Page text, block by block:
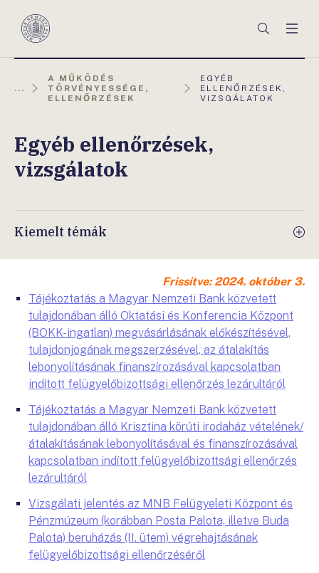
Magyar
Keresés
...
A MŰKÖDÉS
TÖRVÉNYESSÉGE,
ELLENŐRZÉSEK
AKTUÁLIS
OLDAL:
EGYÉB
ELLENŐRZÉSEK,
VIZSGÁLATOK
Egyéb ellenőrzések,
vizsgálatok
Kiemelt témák
Frissítve: 2024. október 3.
Tájékoztatás a Magyar Nemzeti Bank közvetett
tulajdonában álló Oktatási és Konferencia Központ
(BOKK-ingatlan) megvásárlásának előkészítésével,
tulajdonjogának megszerzésével, az átalakítás
lebonyolításának finanszírozásával kapcsolatban
indított felügyelőbizottsági ellenőrzés lezárultáról
Tájékoztatás a Magyar Nemzeti Bank közvetett
tulajdonában álló Krisztina körúti irodaház vételének/
átalakításának lebonyolításával és finanszírozásával
kapcsolatban indított felügyelőbizottsági ellenőrzés
lezárultáról
Vizsgálati jelentés az MNB Felügyeleti Központ és
Pénzmúzeum (korábban Posta Palota, illetve Buda
Palota) beruházás (II. ütem) végrehajtásának
felügyelőbizottsági ellenőrzéséről